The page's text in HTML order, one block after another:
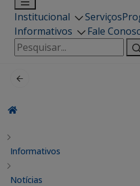
Institucional Serviços
Informativos
Fale
Pesquisar
por:
Informativos
Notícias